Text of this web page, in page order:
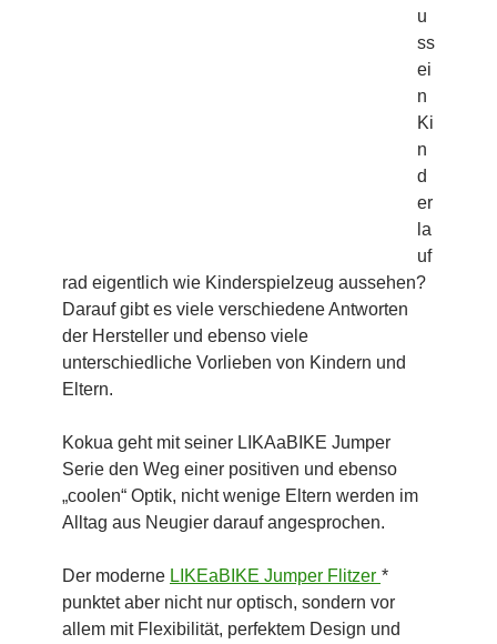
u
ss
ei
n
Ki
n
d
er
la
uf
rad eigentlich wie Kinderspielzeug aussehen?
Darauf gibt es viele verschiedene Antworten
der Hersteller und ebenso viele
unterschiedliche Vorlieben von Kindern und
Eltern.
Kokua geht mit seiner LIKAaBIKE Jumper
Serie den Weg einer positiven und ebenso
„coolen“ Optik, nicht wenige Eltern werden im
Alltag aus Neugier darauf angesprochen.
Der moderne LIKEaBIKE Jumper Flitzer *
punktet aber nicht nur optisch, sondern vor
allem mit Flexibilität, perfektem Design und